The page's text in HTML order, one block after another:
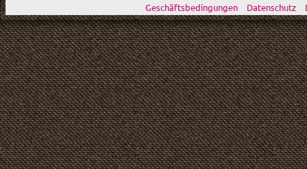
Geschäftsbedingungen Datenschutz